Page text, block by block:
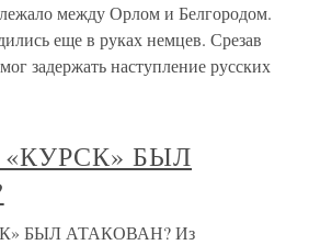
между Орлом и Белгородом.
еще в руках немцев. Срезав
задержать наступление русских
«КУРСК» БЫЛ
БЫЛ АТАКОВАН? Из